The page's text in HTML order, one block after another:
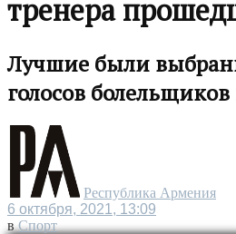
тренера
Лучшие были
голосов
Республика Армения
6 октября, 2021, 13:09
в Спорт